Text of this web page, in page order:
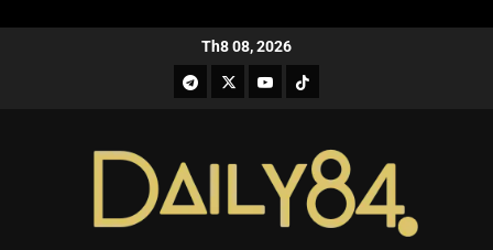
Th8 08, 2026